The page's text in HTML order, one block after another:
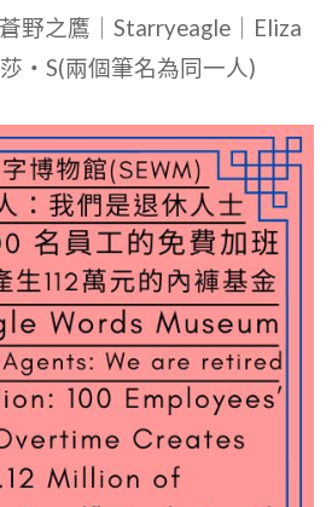
HOURS,
ONLY
CLASS
ROUTE
ACROSS
FOUR
FOR
HIS
在，
選
宿
主
的
吸
血
生
物
禽
蟎
蒼野之鷹｜Starryeagle｜Eliza
・S(兩個筆名為同一人)